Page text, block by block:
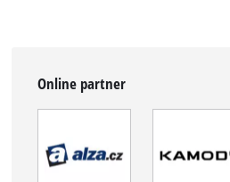
Online partner